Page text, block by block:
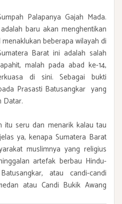
Palapanya Gajah Mada.
baru akan menghentikan
beberapa wilayah di
Barat ini adalah salah
malah pada abad ke-14,
di sini. Sebagai bukti
Prasasti Batusangkar yang
Datar.
itu seru dan menarik kalau tau
ya, kenapa Sumatera Barat
muslimnya yang religius
artefak berbau Hindu-
atau candi-candi
atau Candi Bukik Awang